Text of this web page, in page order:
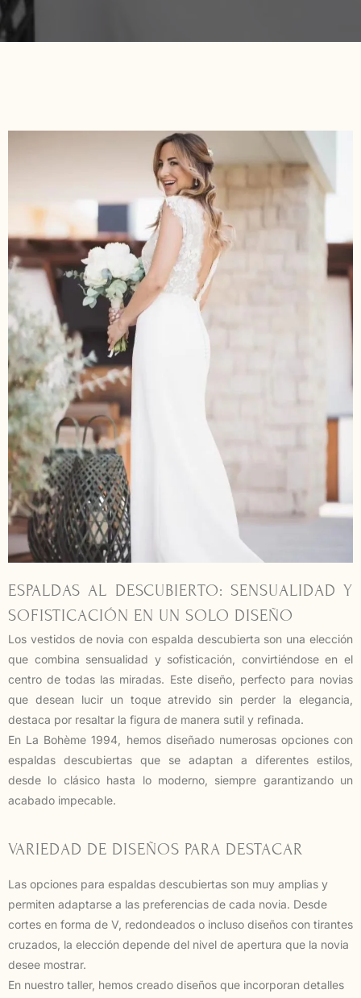
ESPALDAS AL DESCUBIERTO: SENSUALIDAD Y
SOFISTICACIÓN EN UN SOLO DISEÑO
Los vestidos de novia con espalda descubierta son una elección
que combina sensualidad y sofisticación, convirtiéndose en el
centro de todas las miradas. Este diseño, perfecto para novias
que desean lucir un toque atrevido sin perder la elegancia,
destaca por resaltar la figura de manera sutil y refinada.
En La Bohème 1994, hemos diseñado numerosas opciones con
espaldas descubiertas que se adaptan a diferentes estilos,
desde lo clásico hasta lo moderno, siempre garantizando un
acabado impecable.
VARIEDAD DE DISEÑOS PARA DESTACAR
Las opciones para espaldas descubiertas son muy amplias y
permiten adaptarse a las preferencias de cada novia. Desde
cortes en forma de V, redondeados o incluso diseños con tirantes
cruzados, la elección depende del nivel de apertura que la novia
desee mostrar.
En nuestro taller, hemos creado diseños que incorporan detalles